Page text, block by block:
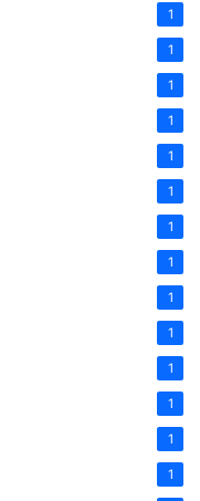
1
1
1
1
1
1
1
1
1
1
1
1
1
1